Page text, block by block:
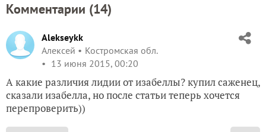
Комментарии (14)
Alekseykk
Алексей
Костромская обл.
13 июня 2015, 00:20
А какие различия лидии от изабеллы? купил саженец,
сказали изабелла, но после статьи теперь хочется
перепроверить))